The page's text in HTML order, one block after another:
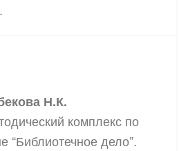
Н.К.
комплекс по
“Библиотечное дело”.